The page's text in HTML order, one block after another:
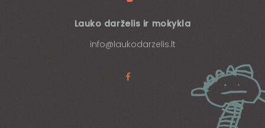
Lauko darželis ir mokykla
info@laukodarzelis.lt